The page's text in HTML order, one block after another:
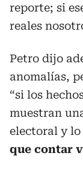
reporte; si
reales
Petro dijo
anomalías,
“si los
muestran
electoral y
que contar